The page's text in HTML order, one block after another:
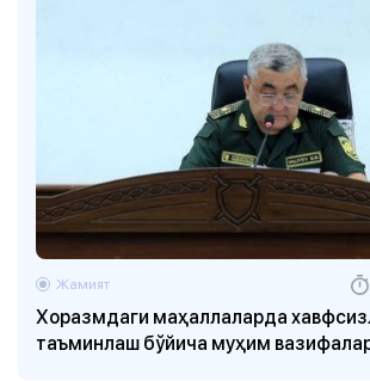
Хоразмдаги маҳаллаларда
таъминлаш бўйича муҳим
Жамият